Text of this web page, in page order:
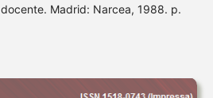
Madrid: Narcea, 1988. p.